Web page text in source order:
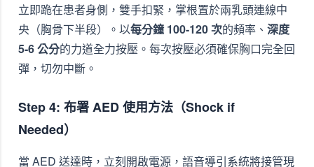
立即跪在患者身側，雙手扣緊，掌根置於兩乳頭連線中
央（胸骨下半段）。以每分鐘 100-120 次的頻率、 深度
5-6 公分的力道全力按壓。每次按壓必須確保胸口完全回
彈，切勿中斷。
Step 4: 布署 AED 使用方法（Shock if
Needed）
當 AED 送達時，立刻開啟電源，語音導引系統將接管現